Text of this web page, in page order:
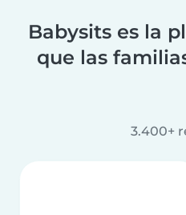
Babysits es la
que las
3.400+